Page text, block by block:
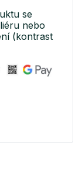
se
nebo
(kontrast